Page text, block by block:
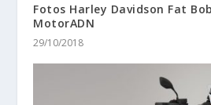
Fotos Harley Davidson Fat
MotorADN
29/10/2018